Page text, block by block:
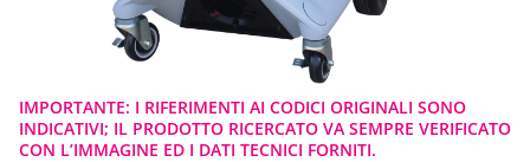
IMPORTANTE: I RIFERIMENTI AI CODICI ORIGINALI SONO
INDICATIVI; IL PRODOTTO RICERCATO VA SEMPRE VERIFICATO
CON L’IMMAGINE ED I DATI TECNICI FORNITI.